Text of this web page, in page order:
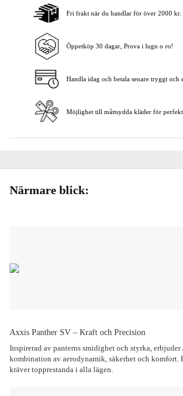
Lägg i
Fri frakt när du handlar för över 2000 kr.
Öppetköp 30 dagar, Prova i lugn o ro!
Handla idag och betala senare tryggt och
Möjlighet till måttsydda kläder för
Närmare blick:
Axxis Panther SV – Kraft och Precision
Inspirerad av panterns smidighet och styrka, erbjuder
kombination av aerodynamik, säkerhet och komfort.
kräver topprestanda i alla lägen.